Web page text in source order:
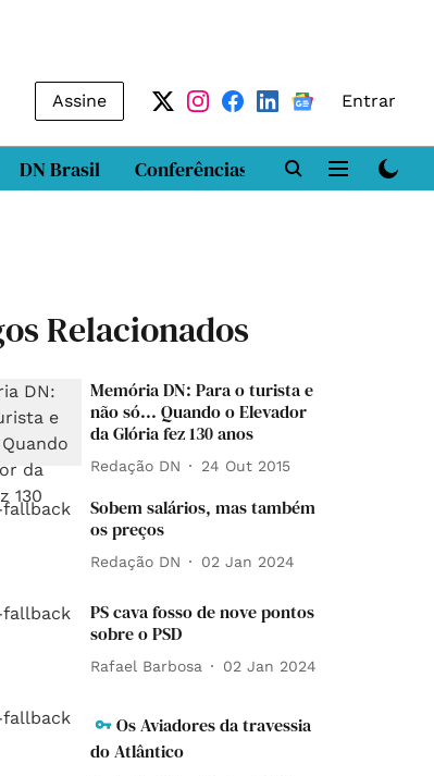
Assine Entrar
DN Brasil Conferências DN LAB
Relacionados
Memória DN: Para o turista e
não só... Quando o Elevador
da Glória fez 130 anos
Redação DN 24 Out 2015
Sobem salários, mas também
os preços
Redação DN 02 Jan 2024
PS cava fosso de nove pontos
sobre o PSD
Rafael Barbosa 02 Jan 2024
Os Aviadores da travessia
do Atlântico